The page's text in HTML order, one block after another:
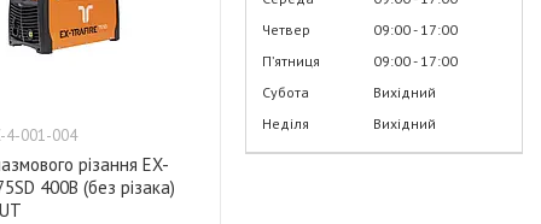
4-001-004
різання EX-
400В (без різака)
Четвер
09:00 17:00
Пʼятниця
09:00 17:00
Субота
Вихідний
Неділя
Вихідний